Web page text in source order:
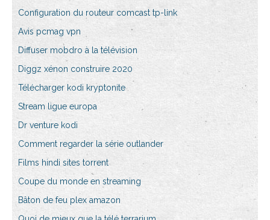
Configuration du routeur comcast tp-link
Avis pcmag vpn
Diffuser mobdro à la télévision
Diggz xénon construire 2020
Télécharger kodi kryptonite
Stream ligue europa
Dr venture kodi
Comment regarder la série outlander
Films hindi sites torrent
Coupe du monde en streaming
Bâton de feu plex amazon